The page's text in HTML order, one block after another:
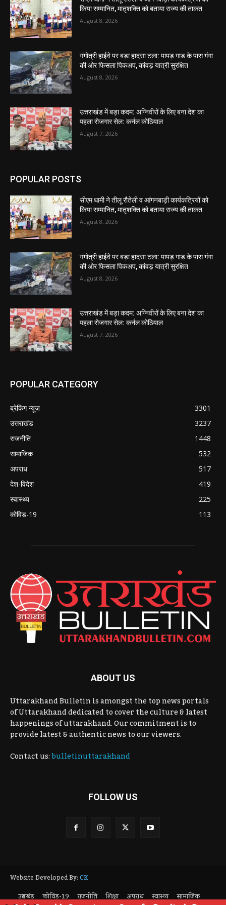
किया सम्मानित, मातृशक्ति को बताया राज्य की ताकत
August 8, 2026
गंगोत्री हाईवे पर बड़ा हादसा टला: पापड़ गाड के पास गंगा
की ओर फिसला पिकअप, कांवड़ यात्री सुरक्षित
August 8, 2026
उत्तराखंड में बड़ा कदम: अग्निवीरों के लिए बना देश का
पहला रोजगार सेल: कर्नल कोठियाल
August 7, 2026
POPULAR POSTS
सीएम धामी ने तीलू रौतेली व आंगनबाड़ी कार्यकत्रियों को
किया सम्मानित, मातृशक्ति को बताया राज्य की ताकत
August 8, 2026
गंगोत्री हाईवे पर बड़ा हादसा टला: पापड़ गाड के पास गंगा
की ओर फिसला पिकअप, कांवड़ यात्री सुरक्षित
August 8, 2026
उत्तराखंड में बड़ा कदम: अग्निवीरों के लिए बना देश का
पहला रोजगार सेल: कर्नल कोठियाल
August 7, 2026
POPULAR CATEGORY
ब्रेकिंग न्यूज़
3301
उत्तराखंड
3237
राजनीति
1448
सामाजिक
532
अपराध
517
देश-विदेश
419
स्वास्थ्य
225
कोविड-19
113
ABOUT US
Uttarakhand Bulletin is amongst the top news portals
of Uttarakhand dedicated to cover the culture & latest
happenings of uttarakhand. Our commitment is to
provide latest & authentic news to our viewers.
Contact us:bulletinuttarakhand
FOLLOW US
Website Developed By:CK
उत्तराखंड
कोविड-19 राजनीति शिक्षा अपराध स्वास्थ्य
सामाजिक